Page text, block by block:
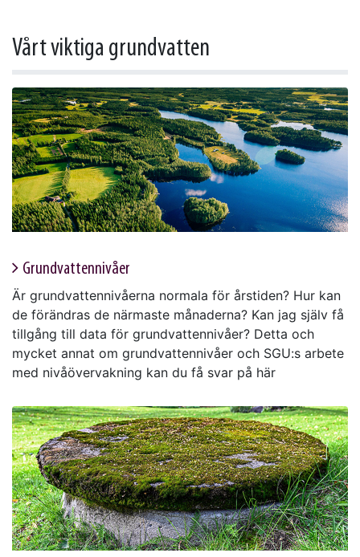
Vårt viktiga grundvatten
Grundvattennivåer
Är grundvattennivåerna normala för årstiden? Hur kan
de förändras de närmaste månaderna? Kan jag själv få
tillgång till data för grundvattennivåer? Detta och
mycket annat om grundvatten­nivåer och SGU:s arbete
med nivåövervakning kan du få svar på här